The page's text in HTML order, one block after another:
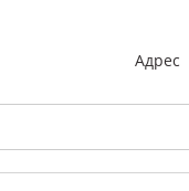
Адрес